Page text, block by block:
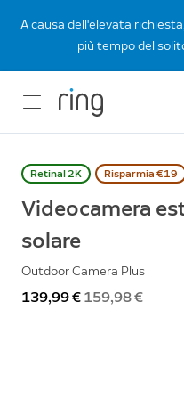
A causa dell'elevata
più tempo del
Retinal 2K Risparmia €19
Videocamera
solare
Outdoor Camera Plus
Ora
139,99 €Prima
159,98 €